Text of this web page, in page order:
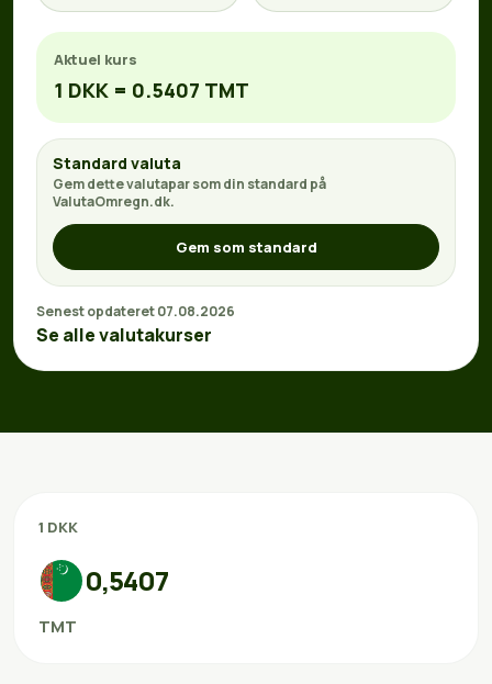
Aktuel kurs
1 DKK = 0.5407 TMT
Standard valuta
Gem dette valutapar som din standard på
ValutaOmregn.dk.
Gem som standard
Senest opdateret 07.08.2026
Se alle valutakurser
1 DKK
0,5407
TMT